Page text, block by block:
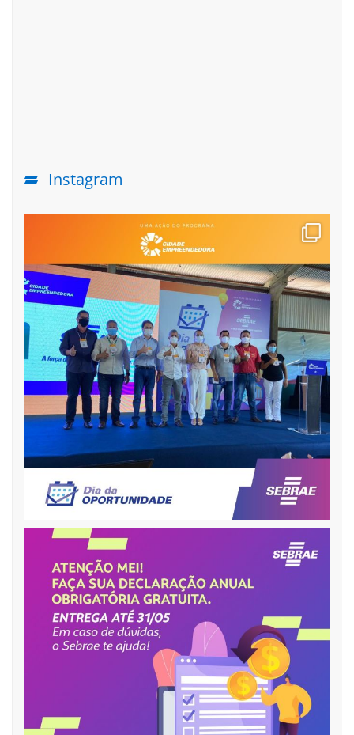
Instagram